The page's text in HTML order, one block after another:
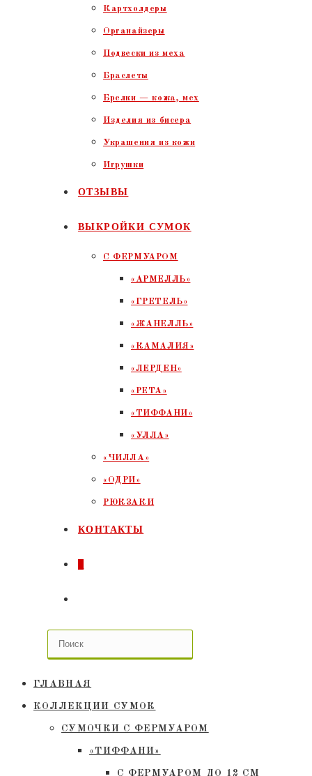
Картхолдеры
Органайзеры
Подвески из меха
Браслеты
Брелки — кожа, мех
Изделия из бисера
Украшения из кожи
Игрушки
ОТЗЫВЫ
ВЫКРОЙКИ СУМОК
С ФЕРМУАРОМ
«АРМЕЛЛЬ»
«ГРЕТЕЛЬ»
«ЖАНЕЛЛЬ»
«КАМАЛИЯ»
«ЛЕРДЕН»
«РЕТА»
«ТИФФАНИ»
«УЛЛА»
«ЧИЛЛА»
«ОДРИ»
РЮКЗАКИ
КОНТАКТЫ
ПОИСК
ВЕБ-
ГЛАВНАЯ
КОЛЛЕКЦИИ СУМОК
СУМОЧКИ C ФЕРМУАРОМ
«ТИФФАНИ»
С ФЕРМУАРОМ ДО 12 СМ